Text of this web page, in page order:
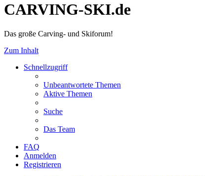
CARVING-SKI.de
Das große Carving- und Skiforum!
Zum Inhalt
Schnellzugriff
Unbeantwortete Themen
Aktive Themen
Suche
Das Team
FAQ
Anmelden
Registrieren